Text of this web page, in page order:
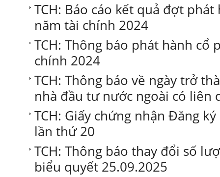
TCH: Báo cáo kết quả đợt
năm tài chính 2024
TCH: Thông báo phát hành cổ
chính 2024
TCH: Thông báo về ngày trở
nhà đầu tư nước ngoài có liên
TCH: Giấy chứng nhận Đăng
lần thứ 20
TCH: Thông báo thay đổi số
biểu quyết 25.09.2025